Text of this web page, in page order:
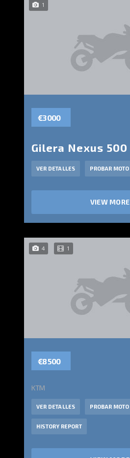
1
€3 000
Gilera Nexus 500
VER DETALLES PROBAR MOTO
VIEW MORE
4 1
€8 500
KTM
VER DETALLES PROBAR MOTO
HISTORY REPORT